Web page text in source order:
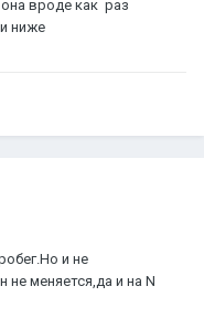
вроде как раз
ниже
и не
не меняется,да и на N